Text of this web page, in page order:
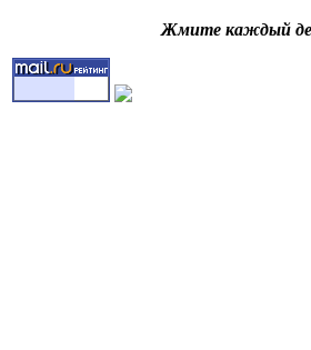
Жмите каждый